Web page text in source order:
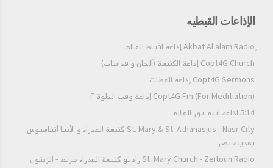
Alkalema TV | قناة الكلمةالإذاعات القبطيه
Copt4G Church إذاعة الكنيسة (ألحان و قداسات)
Copt4G Sermons إذاعة العظات
Copt4G Fm (For Meditiation) إذاعة وقت الخلوة ٢
5:14 اذاعه انتم نور العالم
St. Mary & St. Athanasius - Nasr City كنيسة العذراء و الأنبا أثناسيوس -
بمدينة نصر
St. Mary Church - Zeitoun Radio راديو كنيسة العذراء مريم - الزيتون